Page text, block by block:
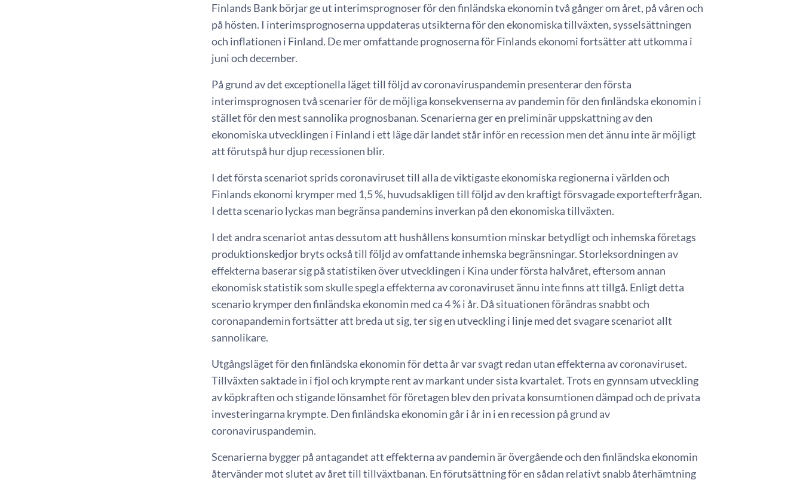
Finlands Bank börjar ge ut interimsprognoser för den finländska ekonomin två gånger om året, på våren och
på hösten. I interimsprognoserna uppdateras utsikterna för den ekonomiska tillväxten, sysselsättningen
och inflationen i Finland. De mer omfattande prognoserna för Finlands ekonomi fortsätter att utkomma i
juni och december.
På grund av det exceptionella läget till följd av coronaviruspandemin presenterar den första
interimsprognosen två scenarier för de möjliga konsekvenserna av pandemin för den finländska ekonomin i
stället för den mest sannolika prognosbanan. Scenarierna ger en preliminär uppskattning av den
ekonomiska utvecklingen i Finland i ett läge där landet står inför en recession men det ännu inte är möjligt
att förutspå hur djup recessionen blir.
I det första scenariot sprids coronaviruset till alla de viktigaste ekonomiska regionerna i världen och
Finlands ekonomi krymper med 1,5 %, huvudsakligen till följd av den kraftigt försvagade exportefterfrågan.
I detta scenario lyckas man begränsa pandemins inverkan på den ekonomiska tillväxten.
I det andra scenariot antas dessutom att hushållens konsumtion minskar betydligt och inhemska företags
produktionskedjor bryts också till följd av omfattande inhemska begränsningar. Storleksordningen av
effekterna baserar sig på statistiken över utvecklingen i Kina under första halvåret, eftersom annan
ekonomisk statistik som skulle spegla effekterna av coronaviruset ännu inte finns att tillgå. Enligt detta
scenario krymper den finländska ekonomin med ca 4 % i år. Då situationen förändras snabbt och
coronapandemin fortsätter att breda ut sig, ter sig en utveckling i linje med det svagare scenariot allt
sannolikare.
Utgångsläget för den finländska ekonomin för detta år var svagt redan utan effekterna av coronaviruset.
Tillväxten saktade in i fjol och krympte rent av markant under sista kvartalet. Trots en gynnsam utveckling
av köpkraften och stigande lönsamhet för företagen blev den privata konsumtionen dämpad och de privata
investeringarna krympte. Den finländska ekonomin går i år in i en recession på grund av
coronaviruspandemin.
Scenarierna bygger på antagandet att effekterna av pandemin är övergående och den finländska ekonomin
återvänder mot slutet av året till tillväxtbanan. En förutsättning för en sådan relativt snabb återhämtning